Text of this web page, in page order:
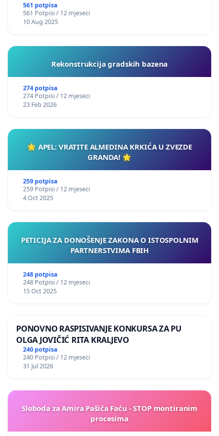
561 potpisa
561 Potpisi / 12 mjeseci
10 Aug 2025
Rekonstrukcija gradskih bazena
274 potpisa
274 Potpisi / 12 mjeseci
23 Feb 2026
🌟 APEL: VRATITE ALMEDINA KRKIĆA U ZVEZDE
GRANDA! 🌟
259 potpisa
259 Potpisi / 12 mjeseci
4 Oct 2025
PETICIJA ZA DONOŠENJE ZAKONA O ISTOSPOLNIM
PARTNERSTVIMA FBIH
248 potpisa
248 Potpisi / 12 mjeseci
15 Oct 2025
PONOVNO RASPISIVANJE KONKURSA ZA PU
OLGA JOVIČIĆ RITA KRALJEVO
240 potpisa
240 Potpisi / 12 mjeseci
31 Jul 2026
Sloboda za Amira Pašića Faću - STOP montiranim
procesima